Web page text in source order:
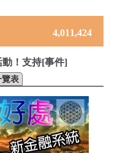
4,011,424
！支持[事件]
表